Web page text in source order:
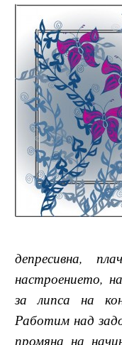
депресивна,
настроението,
за липса на
Работим над
промяна на